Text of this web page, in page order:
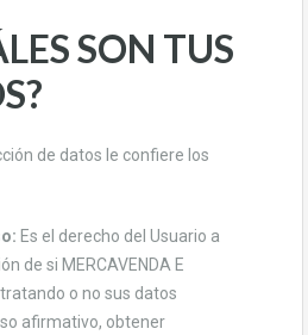
SON TUS
de datos le confiere los
Es el derecho del Usuario a
de si MERCAVENDA E
tratando o no sus datos
afirmativo, obtener